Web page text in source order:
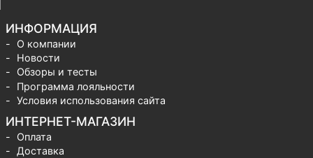
ИНФОРМАЦИЯ
О компании
Новости
Обзоры и тесты
Программа лояльности
Условия использования сайта
ИНТЕРНЕТ-МАГАЗИН
Оплата
Доставка